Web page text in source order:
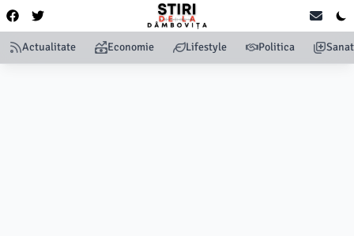
Actualitate Economie Lifestyle Politica